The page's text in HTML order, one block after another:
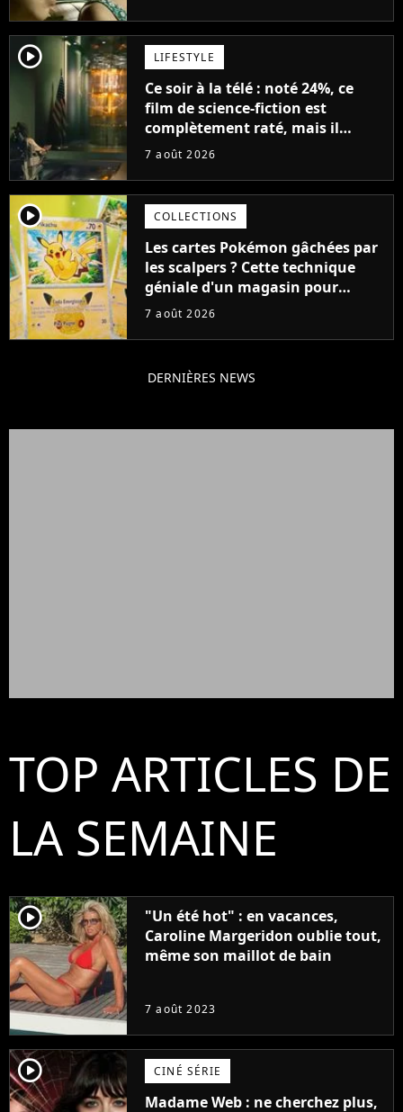
player2 LIFESTYLE
Ce soir à la télé : noté 24%, ce
film de science-fiction est
complètement raté, mais il
aurait pu être encore pire à
7 août 2026
player2 COLLECTIONS
Les cartes Pokémon gâchées par
les scalpers ? Cette technique
géniale d'un magasin pour
ruiner les revendeurs
7 août 2026
DERNIÈRES NEWS
TOP ARTICLES DE
LA SEMAINE
player2
"Un été hot" : en vacances,
Caroline Margeridon oublie tout,
même son maillot de bain
7 août 2023
player2 CINÉ SÉRIE
Madame Web : ne cherchez plus,